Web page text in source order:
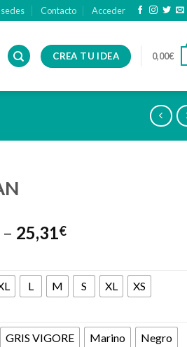
Contacto Acceder
CREA TU IDEA 0,00€
25,31€
L M S XL XS
GRIS VIGORE Marino
Negro